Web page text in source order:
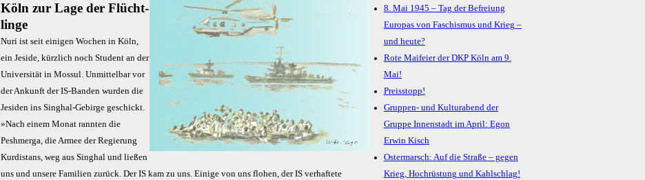
Köln zur La­ge der Flücht­
linge
Nuri ist seit einigen Wochen in Köln,
ein Jeside, kürzlich noch Student an der
Universität in Mossul. Unmittelbar vor
der Ankunft der IS-Banden wurden die
Jesiden ins Singhal-Gebirge geschickt.
»Nach einem Monat rannten die
Peshmerga, die Armee der Regierung
Kurdistans, weg aus Singhal und ließen
uns und unsere Familien zurück. Der IS kam zu uns. Einige von uns flohen, der IS verhaftete
8. Mai 1945 – Tag der Befreiung
Europas von Faschismus und Krieg –
und heute?
Rote Maifeier der DKP Köln am 9.
Mai!
Preisstopp!
Gruppen- und Kulturabend der
Gruppe Innenstadt im April: Egon
Erwin Kisch
Ostermarsch: Auf die Straße – gegen
Krieg, Hochrüstung und Kahlschlag!